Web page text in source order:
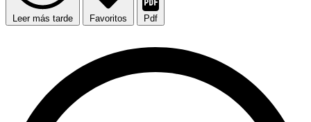
Leer más tarde Favoritos Pdf